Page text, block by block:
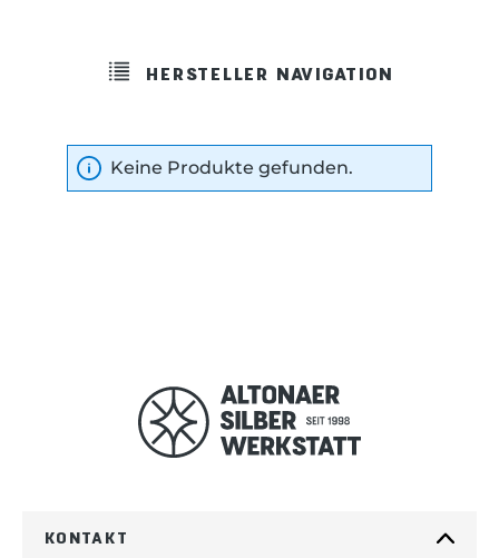
HERSTELLER NAVIGATION
Keine Produkte gefunden.
KONTAKT